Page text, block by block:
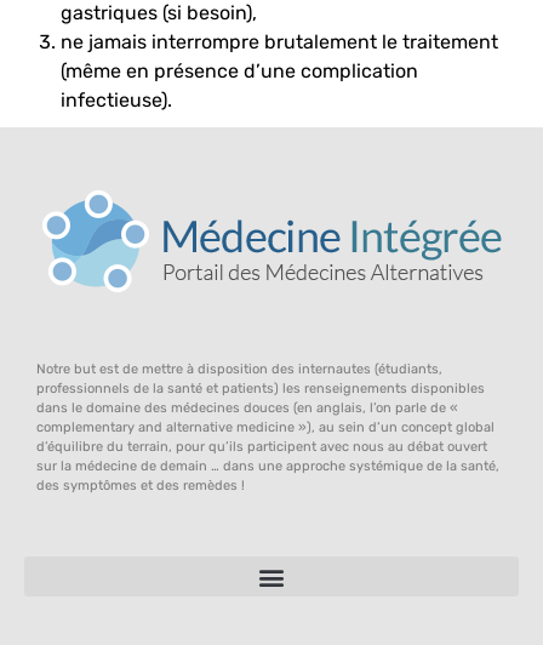
gastriques (si besoin),
ne jamais interrompre brutalement le traitement
(même en présence d’une complication
infectieuse).
Notre but est de mettre à disposition des internautes (étudiants,
professionnels de la santé et patients) les renseignements disponibles
dans le domaine des médecines douces (en anglais, l’on parle de «
complementary and alternative medicine »), au sein d’un concept global
d’équilibre du terrain, pour qu’ils participent avec nous au débat ouvert
sur la médecine de demain … dans une approche systémique de la santé,
des symptômes et des remèdes !